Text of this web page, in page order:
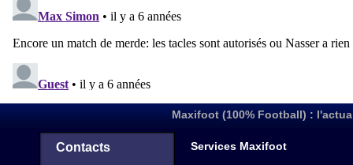
Maxifoot (100% Football) :
Contacts Services Maxifoot